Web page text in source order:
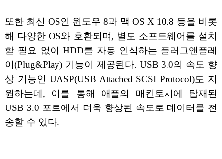
또한 최신 OS인 윈도우 8과 맥 OS X 10.8 등을 비롯
해 다양한 OS와 호환되며, 별도 소프트웨어를 설치
할 필요 없이 HDD를 자동 인식하는 플러그앤플레
이(Plug&Play) 기능이 제공된다. USB 3.0의 속도 향
상 기능인 UASP(USB Attached SCSI Protocol)도 지
원하는데, 이를 통해 애플의 매킨토시에 탑재된
USB 3.0 포트에서 더욱 향상된 속도로 데이터를 전
송할 수 있다.